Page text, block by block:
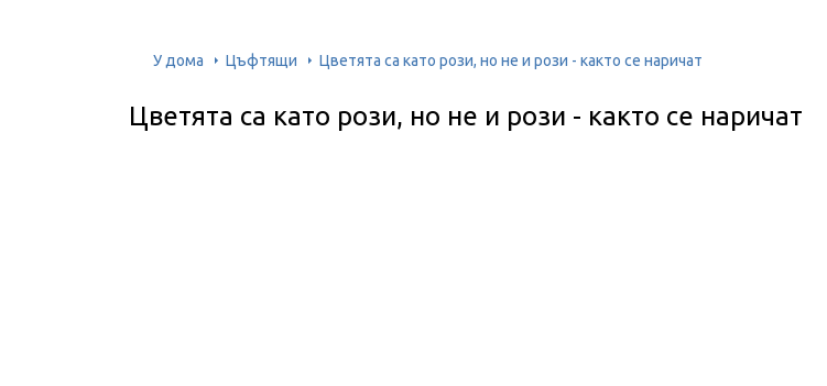
У дома Цъфтящи Цветята са като рози, но не и рози - както се наричат
Цветята са като рози, но не и рози - както се наричат